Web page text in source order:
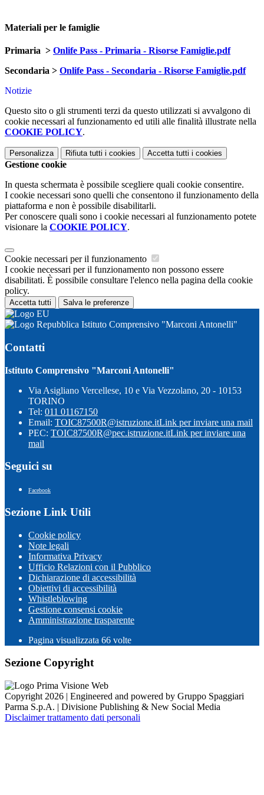
Materiali per le famiglie
Primaria > Onlife Pass - Primaria - Risorse Famiglie.pdf
Secondaria > Onlife Pass - Secondaria - Risorse Famiglie.pdf
Notizie
Questo sito o gli strumenti terzi da questo utilizzati si avvalgono di
cookie necessari al funzionamento ed utili alle finalità illustrate nella
COOKIE POLICY.
Personalizza Rifiuta tutti i cookies Accetta tutti i cookies
Gestione cookie
In questa schermata è possibile scegliere quali cookie consentire.
I cookie necessari sono quelli che consentono il funzionamento della
piattaforma e non è possibile disabilitarli.
Per conoscere quali sono i cookie necessari al funzionamento potete
visionare la COOKIE POLICY.
Cookie necessari per il funzionamento
I cookie necessari per il funzionamento non possono essere
disabilitati. È possibile consultare l'elenco nella pagina della cookie
policy.
Accetta tutti Salva le preferenze
Istituto Comprensivo "Marconi Antonelli"
Contatti
Istituto Comprensivo "Marconi Antonelli"
Via Asigliano Vercellese, 10 e Via Vezzolano, 20 - 10153
TORINO
Tel: 011 01167150
Email: TOIC87500R@istruzione.itLink per inviare una mail
PEC: TOIC87500R@pec.istruzione.itLink per inviare una
mail
Seguici su
Facebook
Sezione Link Utili
Cookie policy
Note legali
Informativa Privacy
Ufficio Relazioni con il Pubblico
Dichiarazione di accessibilità
Obiettivi di accessibilità
Whistleblowing
Gestione consensi cookie
Amministrazione trasparente
Pagina visualizzata 66 volte
Sezione Copyright
Copyright 2026 | Engineered and powered by Gruppo Spaggiari
Parma S.p.A. | Divisione Publishing & New Social Media
Disclaimer trattamento dati personali